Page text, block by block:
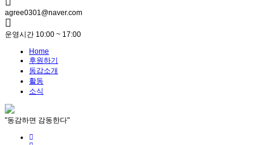
agree0301@naver.com
운영시간 10:00 ~ 17:00
Home
후원하기
동감소개
활동
소식
"동감하면 감동한다"